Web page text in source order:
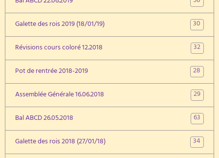
Galette des rois 2019 (18/01/19)
30
Révisions cours coloré 12.2018
32
Pot de rentrée 2018-2019
28
Assemblée Générale 16.06.2018
29
Bal ABCD 26.05.2018
63
Galette des rois 2018 (27/01/18)
34